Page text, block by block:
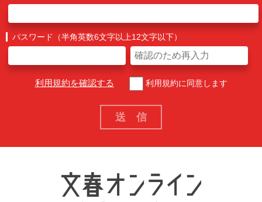
パスワード（半角英数6文字以上12文字以下）
利用規約を確認する 利用規約に同意します